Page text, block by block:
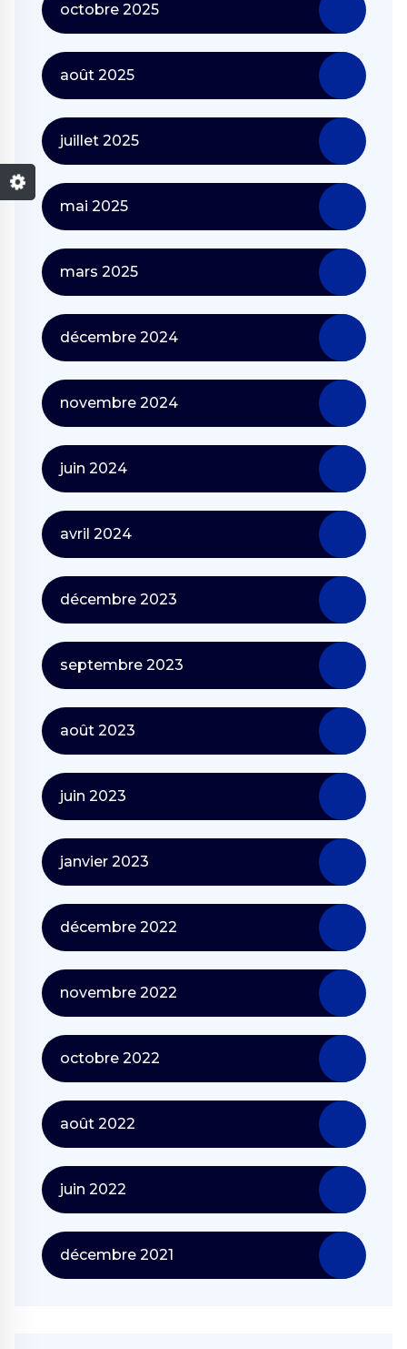
octobre 2025
août 2025
juillet 2025
mai 2025
mars 2025
décembre 2024
novembre 2024
juin 2024
avril 2024
décembre 2023
septembre 2023
août 2023
juin 2023
janvier 2023
décembre 2022
novembre 2022
octobre 2022
août 2022
juin 2022
décembre 2021